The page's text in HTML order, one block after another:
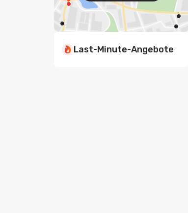
Last-Minute-Angebote